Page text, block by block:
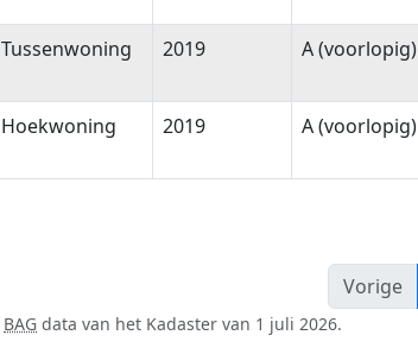
Tussenwoning 2019 A (voorlopig)
Hoekwoning 2019 A (voorlopig)
Vorige
BAG data van het Kadaster van 1 juli 2026.